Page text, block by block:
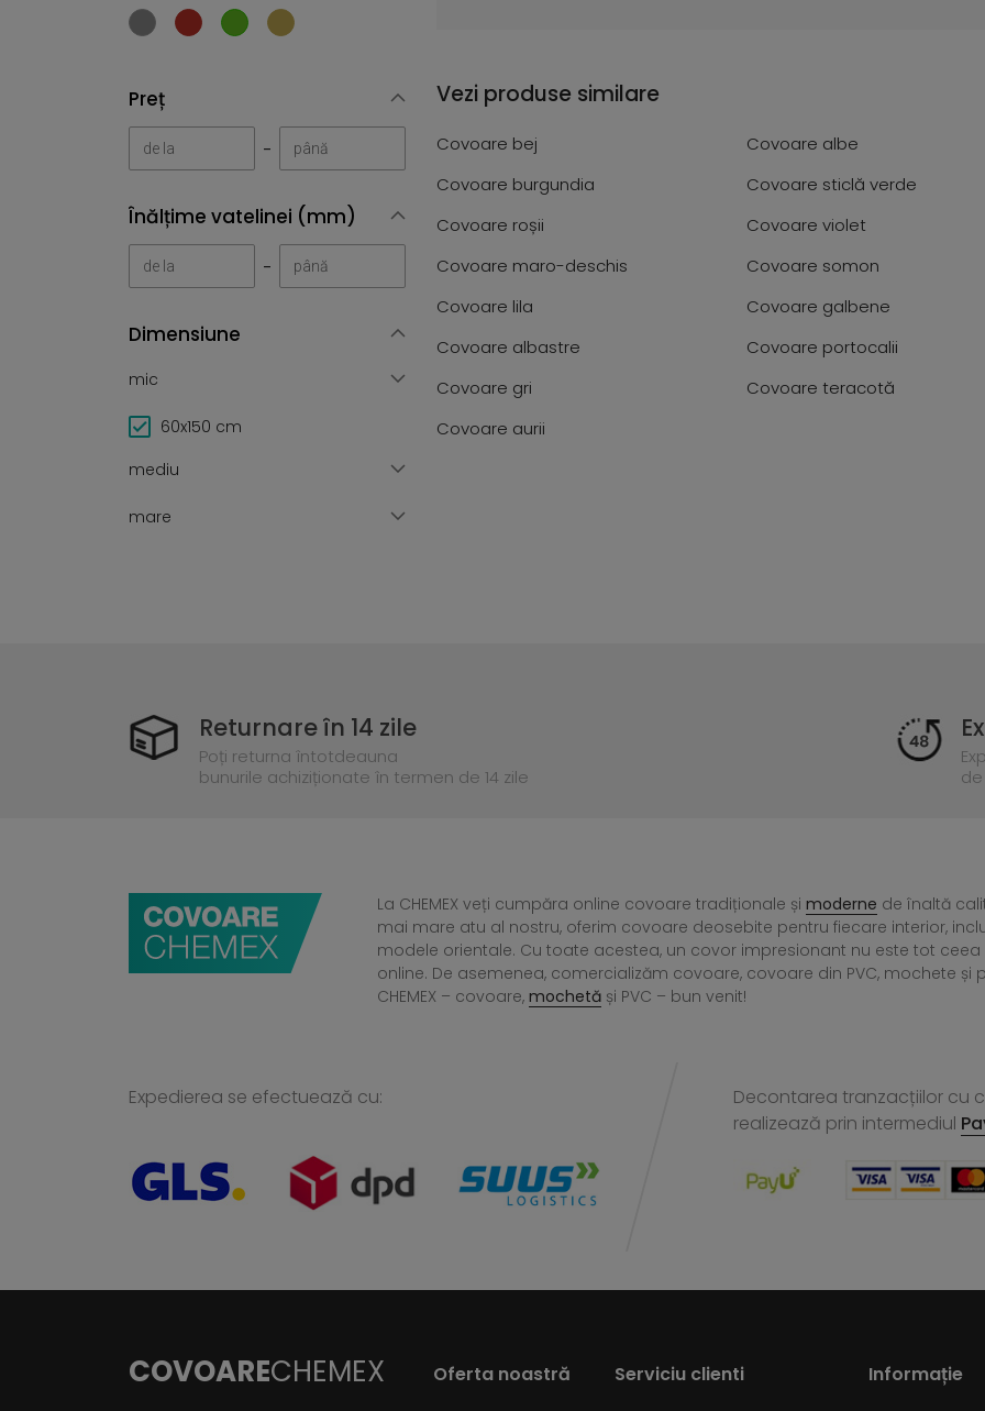
Preț
-
Înălțime vatelinei (mm)
-
Dimensiune
mic
60x150 cm
mediu
mare
Vezi produse similare
Covoare bej Covoare albe
Covoare burgundia
Covoare sticlă verde
Covoare roșii
Covoare violet
Covoare maro-deschis
Covoare somon
Covoare lila
Covoare galbene
Covoare albastre
Covoare portocalii
Covoare gri
Covoare teracotă
Covoare aurii
Returnare în 14 zile
Poți returna întotdeauna
bunurile achiziționate în termen de 14 zile
La CHEMEX veți cumpăra online covoare tradiționale și moderne de înaltă
mai mare atu al nostru, oferim covoare deosebite pentru fiecare interior,
modele orientale. Cu toate acestea, un covor impresionant nu este tot
online. De asemenea, comercializăm covoare, covoare din PVC, mochete și
CHEMEX – covoare, mochetă și PVC – bun venit!
Expedierea se efectuează cu:
Decontarea tranzacțiilor cu
realizează prin intermediul
COVOARECHEMEX Oferta noastră Serviciu clienti Informație